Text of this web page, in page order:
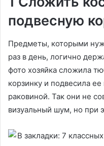
подвесную
Предметы, которыми
раз в день, логично
фото хозяйка сложила
корзинку и подвесила
раковиной. Так они не
визуальный шум, но при